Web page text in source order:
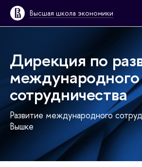
Высшая школа экономики
Дирекция по
международного
сотрудничества
Развитие международного
Вышке